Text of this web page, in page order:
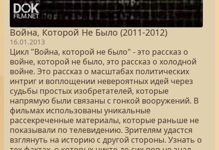
Война, Которой Не Было (2011-2012)
16.01.2013
Цикл "Война, которой не было" - это рассказ о
войне, которой не было, это рассказ о холодной
войне. Это рассказ о масштабах политических
интриг и воплощении невероятных идей через
судьбы простых изобретателей, которые
напрямую были связаны с гонкой вооружений. В
фильмах использованы уникальные
рассекреченные материалы, которые раньше не
показывали по телевидению. Зрителям удастся
взглянуть на историю с другой стороны. Узнать о